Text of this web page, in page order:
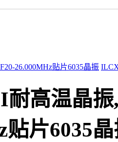
26.000MHz贴片6035晶振
高温晶
贴片6035